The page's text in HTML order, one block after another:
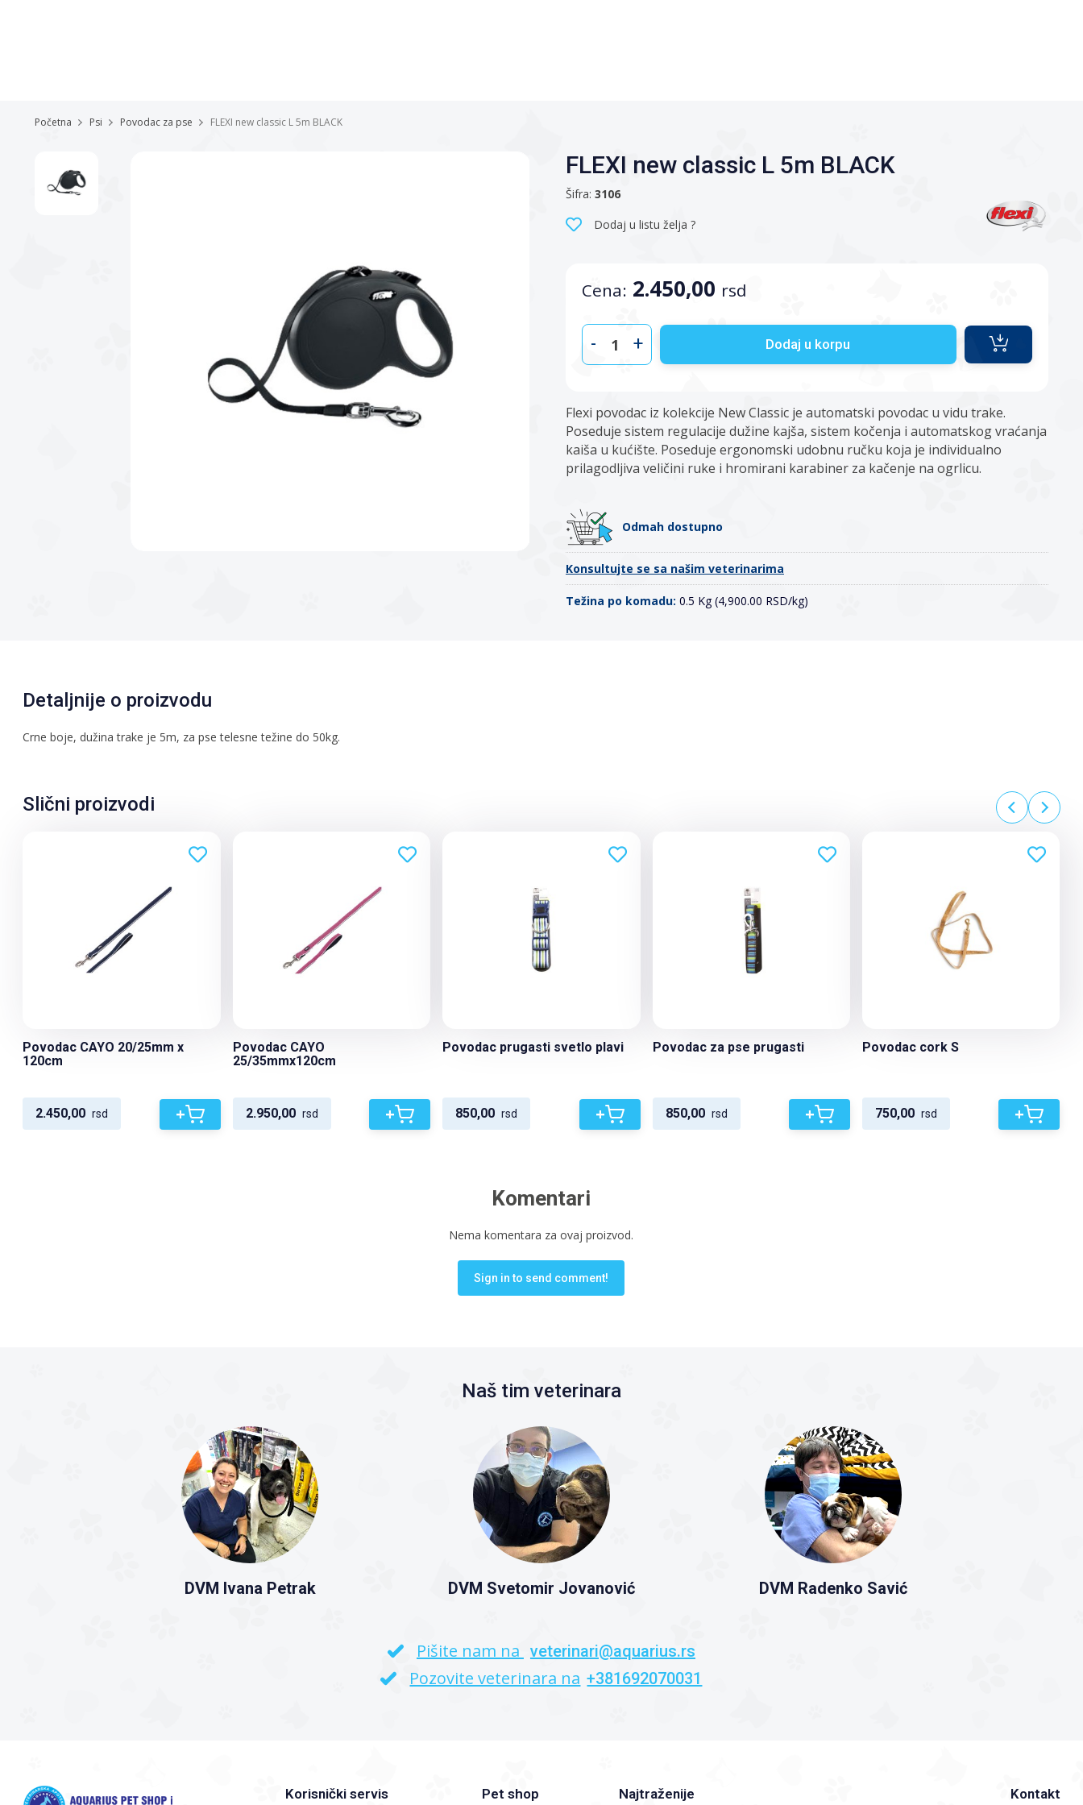
Početna Psi Povodac za pse FLEXI new classic L 5m BLACK
FLEXI new classic L 5m BLACK
Šifra: 3106
Dodaj u listu želja ?
Cena: 2.450,00 rsd
- + Dodaj u korpu
Flexi povodac iz kolekcije New Classic je automatski povodac u vidu trake.
Poseduje sistem regulacije dužine kajša, sistem kočenja i automatskog vraćanja
kaiša u kućište. Poseduje ergonomski udobnu ručku koja je individualno
prilagodljiva veličini ruke i hromirani karabiner za kačenje na ogrlicu.
Odmah dostupno
Konsultujte se sa našim veterinarima
Težina po komadu: 0.5 Kg (4,900.00 RSD/kg)
Detaljnije o proizvodu
Crne boje, dužina trake je 5m, za pse telesne težine do 50kg.
Slični proizvodi
Povodac CAYO 20/25mm x
120cm
2.450,00 rsd +
Povodac CAYO
25/35mmx120cm
2.950,00 rsd +
Povodac prugasti svetlo plavi
850,00 rsd +
Povodac za pse prugasti
850,00 rsd +
Povodac cork S
750,00 rsd +
Komentari
Nema komentara za ovaj proizvod.
Sign in to send comment!
Naš tim veterinara
DVM Ivana Petrak DVM Svetomir Jovanović DVM Radenko Savić
Pišite nam na veterinari@aquarius.rs
Pozovite veterinara na +381692070031
Korisnički servis Pet shop Najtraženije Kontakt